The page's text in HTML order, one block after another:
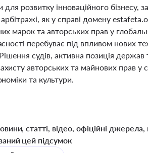
розвитку інноваційного бізнесу,
як у справі домену
марок та авторських прав у
перебуває під впливом нових
судів, активна позиція
авторських та майнових прав у
та культури.
статті, відео, офіційні джерела,
цей підсумок